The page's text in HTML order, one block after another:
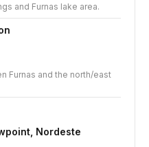
and Furnas lake area.
Furnas and the north/east
Nordeste